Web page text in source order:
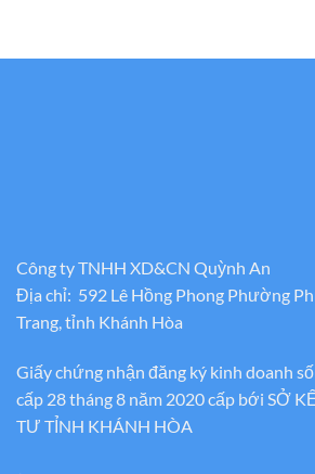
Công ty TNHH XD&CN Quỳnh An
Địa chỉ: 592 Lê Hồng Phong Phường
Trang, tỉnh Khánh Hòa
Giấy chứng nhận đăng ký kinh doanh
cấp 28 tháng 8 năm 2020 cấp bới SỞ
TƯ TỈNH KHÁNH HÒA